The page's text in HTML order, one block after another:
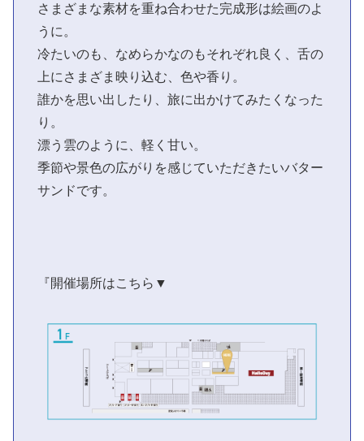
さまざまな素材を重ね合わせた完成形は絵画のよ
うに。
冷たいのも、なめらかなのもそれぞれ良く、舌の
上にさまざま映り込む、色や香り。
誰かを思い出したり、旅に出かけてみたくなった
り。
漂う雲のように、軽く甘い。
季節や景色の広がりを感じていただきたいバター
サンドです。
『開催場所はこちら▼